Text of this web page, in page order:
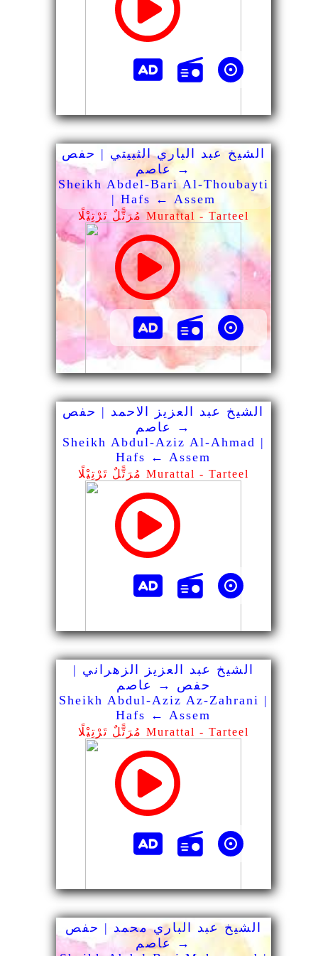
الشيخ عبد الباري الثبيتي | حفص
→ عاصم
Sheikh Abdel-Bari Al-Thoubayti
| Hafs ← Assem
مُرَتًّلٌ تَرْتِيْلًا Murattal - Tarteel
الشيخ عبد العزيز الاحمد | حفص
→ عاصم
Sheikh Abdul-Aziz Al-Ahmad |
Hafs ← Assem
مُرَتًّلٌ تَرْتِيْلًا Murattal - Tarteel
الشيخ عبد العزيز الزهراني |
حفص → عاصم
Sheikh Abdul-Aziz Az-Zahrani |
Hafs ← Assem
مُرَتًّلٌ تَرْتِيْلًا Murattal - Tarteel
الشيخ عبد الباري محمد | حفص
→ عاصم